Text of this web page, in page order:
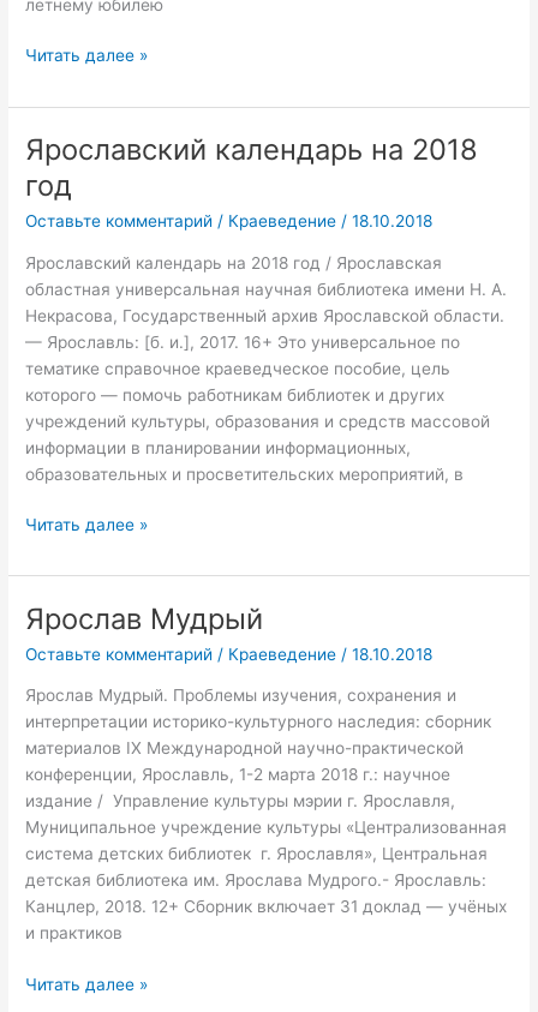
летнему юбилею
Читать далее »
Ярославский календарь на 2018
год
Оставьте комментарий / Краеведение /18.10.2018
Ярославский календарь на 2018 год / Ярославская
областная универсальная научная библиотека имени Н. А.
Некрасова, Государственный архив Ярославской области.
— Ярославль: [б. и.], 2017. 16+ Это универсальное по
тематике справочное краеведческое пособие, цель
которого — помочь работникам библиотек и других
учреждений культуры, образования и средств массовой
информации в планировании информационных,
образовательных и просветительских мероприятий, в
Ярославский
календарь
на
2018
Читать далее »
Ярослав Мудрый
Оставьте комментарий / Краеведение /18.10.2018
Ярослав Мудрый. Проблемы изучения, сохранения и
интерпретации историко-культурного наследия: сборник
материалов IX Международной научно-практической
конференции, Ярославль, 1-2 марта 2018 г.: научное
издание / Управление культуры мэрии г. Ярославля,
Муниципальное учреждение культуры «Централизованная
система детских библиотек г. Ярославля», Центральная
детская библиотека им. Ярослава Мудрого.- Ярославль:
Канцлер, 2018. 12+ Сборник включает 31 доклад — учёных
и практиков
Ярослав
Мудрый
Читать далее »